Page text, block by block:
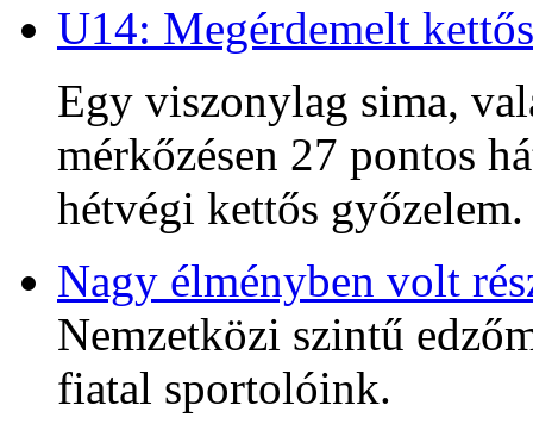
U14: Megérdemelt
Egy viszonylag sima,
mérkőzésen 27 pontos
hétvégi kettős győzelem.
Nagy élményben volt
Nemzetközi szintű
fiatal sportolóink.